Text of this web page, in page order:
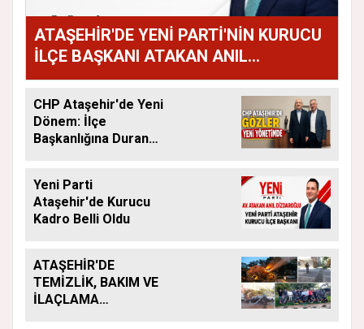
ATAŞEHİR'DE YENİ PARTİ'NİN KURUCU
İLÇE BAŞKANI ATAKAN ANIL
DİZDAROĞLU OLDU
CHP Ataşehir'de Yeni
Dönem: İlçe
Başkanlığına Duran
Yeni Parti
Ataşehir'de Kurucu
Kadro Belli Oldu
ATAŞEHİR'DE
TEMİZLİK, BAKIM VE
İLAÇLAMA